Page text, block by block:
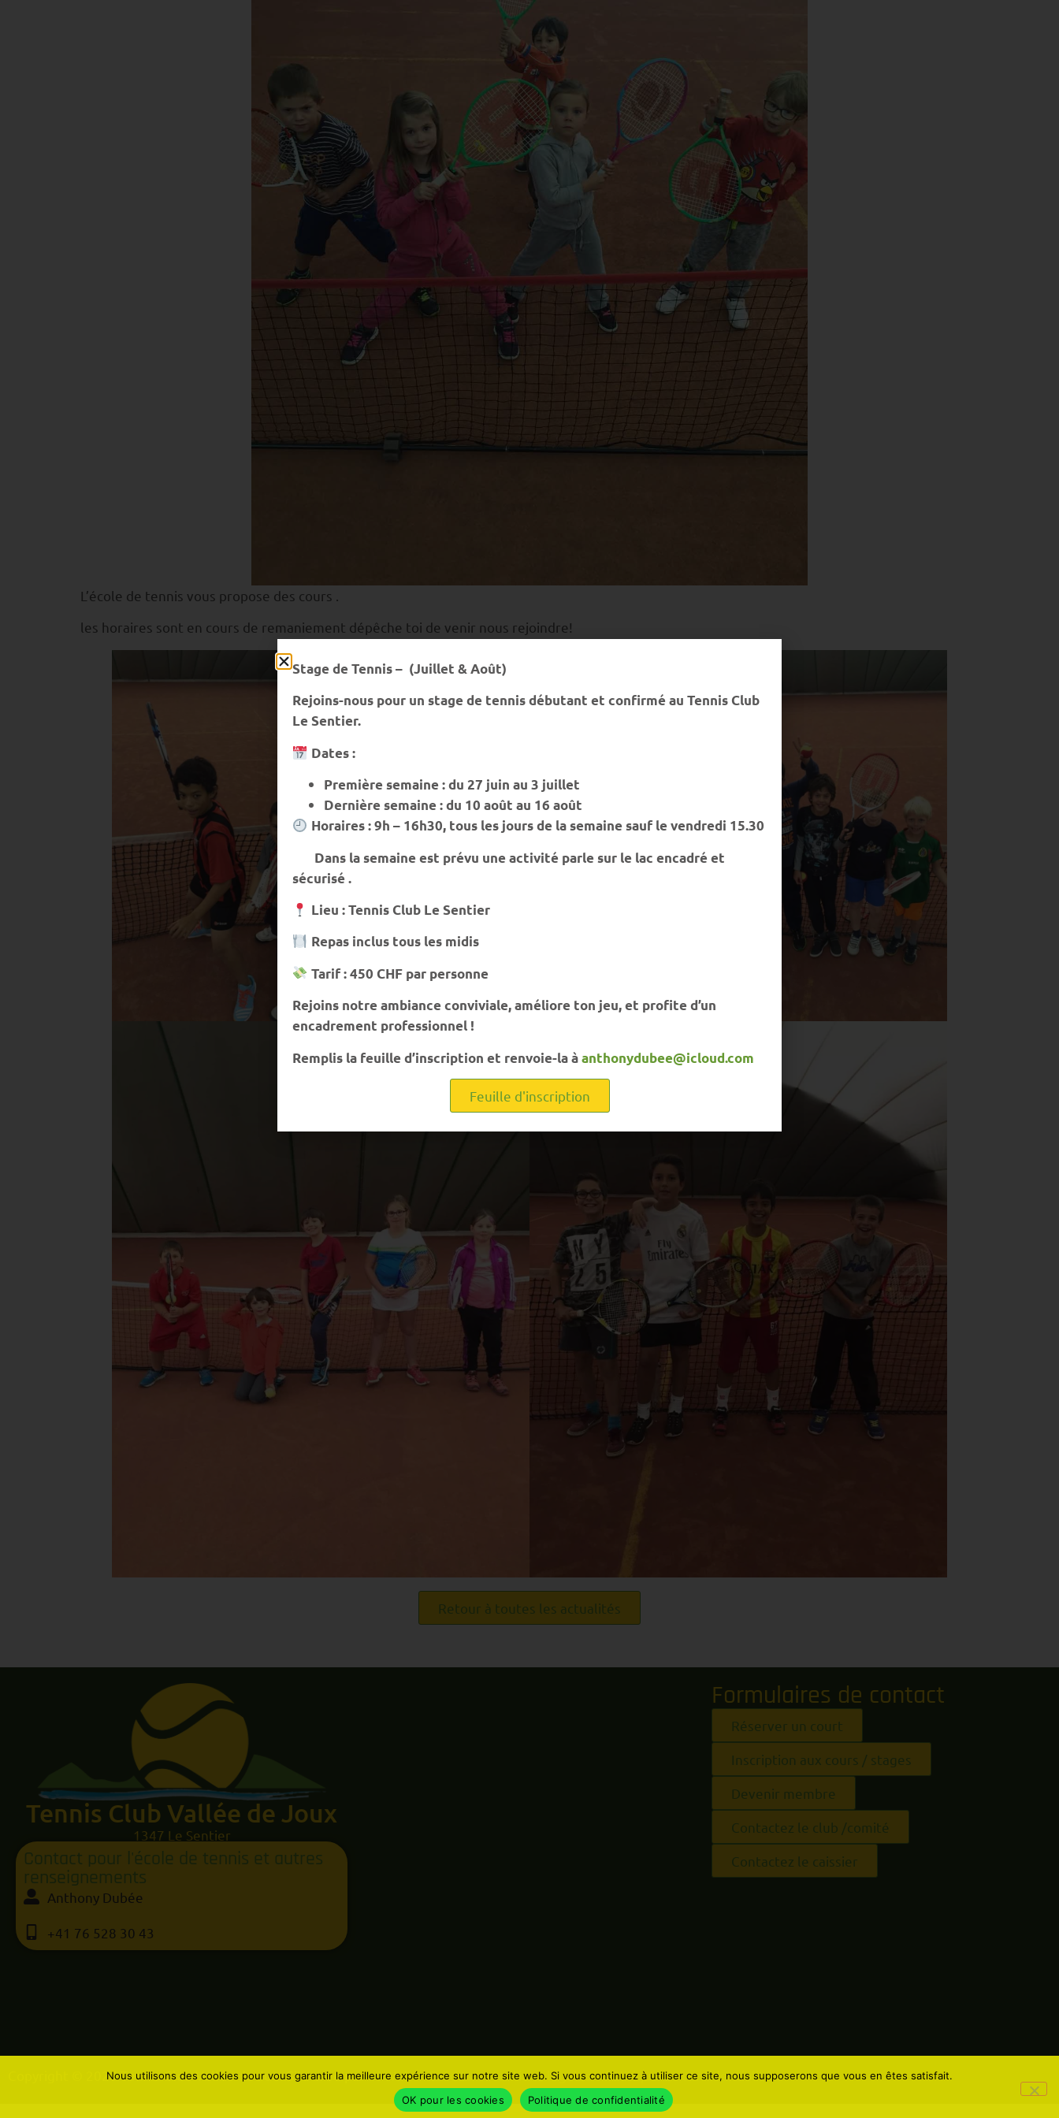
L’école de tennis vous propose des cours .
les horaires sont en cours de remaniement dépêche toi de venir nous rejoindre!
Retour à toutes les actualités
Tennis Club Vallée de Joux
1347 Le Sentier
Contact pour l'école de tennis et autres
renseignements
Anthony Dubée
+41 76 528 30 43
Formulaires de contact
Réserver un court
Inscription aux cours / stages
Devenir membre
Contactez le club /comité
Contactez le caissier
Copyright © 2026 Tennis Club Vallée de JouxSite créé parIK-Web–Crédits – Mentions légales – Politique de confidentialité
Nous utilisons des cookies pour vous garantir la meilleure expérience sur notre site web. Si vous continuez à utiliser ce site, nous supposerons que vous en êtes satisfait.
OK pour les cookies
Politique de confidentialité
Stage de Tennis – (Juillet & Août)
Rejoins-nous pour un stage de tennis débutant et confirmé au Tennis Club
Le Sentier.
Dates :
Première semaine : du 27 juin au 3 juillet
Dernière semaine : du 10 août au 16 août
Horaires : 9h – 16h30, tous les jours de la semaine sauf le vendredi 15.30
Dans la semaine est prévu une activité parle sur le lac encadré et
sécurisé .
Lieu : Tennis Club Le Sentier
Repas inclus tous les midis
Tarif : 450 CHF par personne
Rejoins notre ambiance conviviale, améliore ton jeu, et profite d’un
encadrement professionnel !
Remplis la feuille d’inscription et renvoie-la àanthonydubee@icloud.com
Feuille d'inscription